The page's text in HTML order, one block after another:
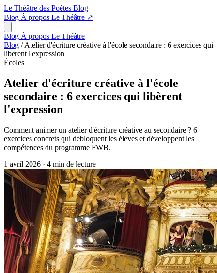
Le Théâtre des Poètes Blog
Blog À propos Le Théâtre ↗
Blog À propos Le Théâtre
Blog / Atelier d'écriture créative à l'école secondaire : 6 exercices qui
libèrent l'expression
Écoles
Atelier d'écriture créative à l'école
secondaire : 6 exercices qui libèrent
l'expression
Comment animer un atelier d'écriture créative au secondaire ? 6
exercices concrets qui débloquent les élèves et développent les
compétences du programme FWB.
1 avril 2026 · 4 min de lecture